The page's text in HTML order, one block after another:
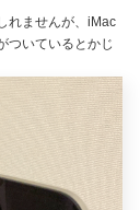
れませんが、iMac
ついているとかじ